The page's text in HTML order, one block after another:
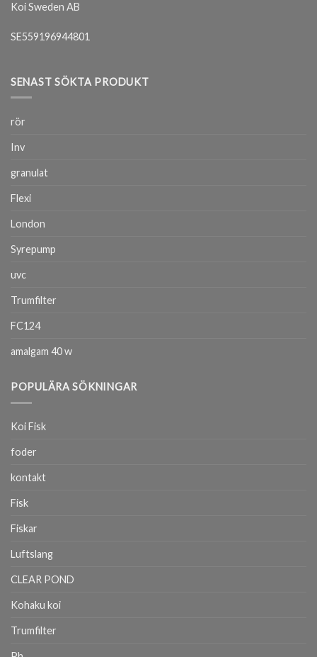
Koi Sweden AB
SE559196944801
SENAST SÖKTA PRODUKT
rör
Inv
granulat
Flexi
London
Syrepump
uvc
Trumfilter
FC124
amalgam 40 w
POPULÄRA SÖKNINGAR
Koi Fisk
foder
kontakt
Fisk
Fiskar
Luftslang
CLEAR POND
Kohaku koi
Trumfilter